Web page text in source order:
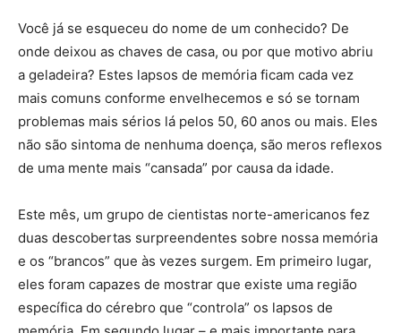
Você já se esqueceu do nome de um conhecido? De
onde deixou as chaves de casa, ou por que motivo abriu
a geladeira? Estes lapsos de memória ficam cada vez
mais comuns conforme envelhecemos e só se tornam
problemas mais sérios lá pelos 50, 60 anos ou mais. Eles
não são sintoma de nenhuma doença, são meros reflexos
de uma mente mais “cansada” por causa da idade.
Este mês, um grupo de cientistas norte-americanos fez
duas descobertas surpreendentes sobre nossa memória
e os “brancos” que às vezes surgem. Em primeiro lugar,
eles foram capazes de mostrar que existe uma região
específica do cérebro que “controla” os lapsos de